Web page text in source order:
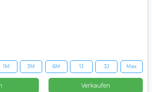
1M 3M 6M 1J 3J Max
Verkaufen